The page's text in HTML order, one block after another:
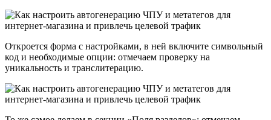
Откроется форма с настройками, в ней включите символьный
код и необходимые опции: отмечаем проверку на
уникальность и транслитерацию.